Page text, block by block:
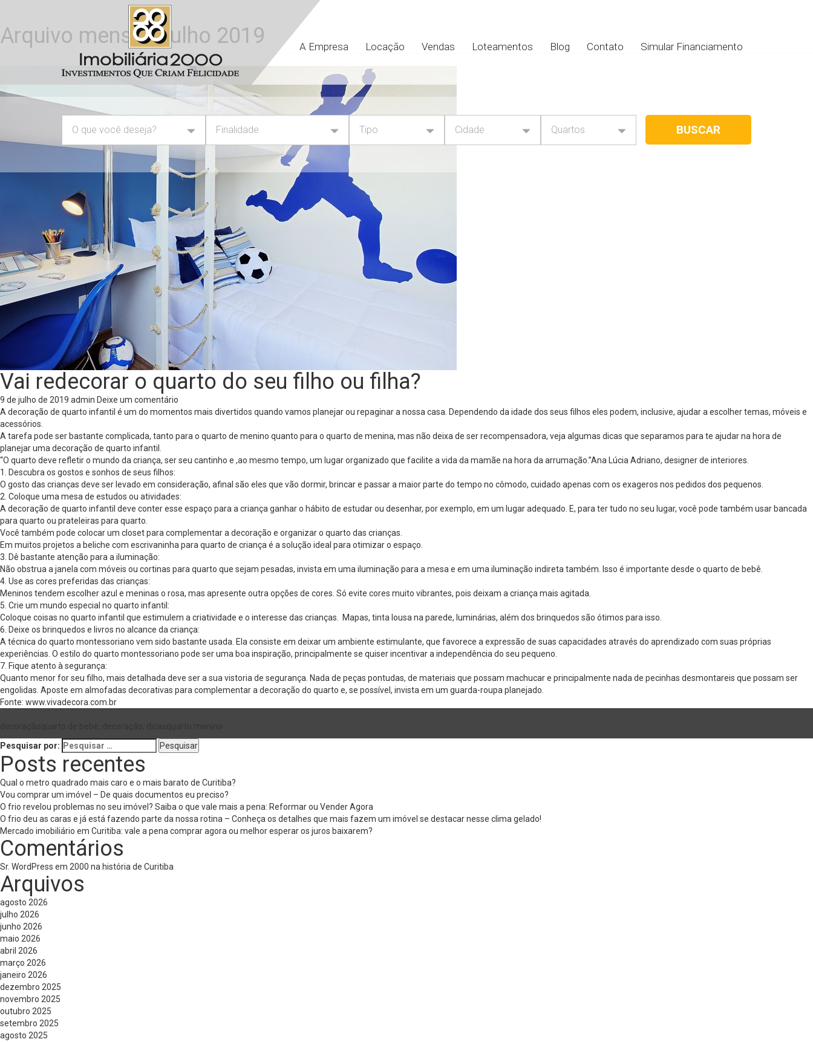
A Empresa Locação Vendas Loteamentos Blog Contato Simular Financiamento
O que você deseja? Finalidade Tipo Cidade Quartos
Arquivo mensais:julho 2019
Vai redecorar o quarto do seu filho ou filha?
9 de julho de 2019 admin Deixe um comentário
A decoração de quarto infantil é um do momentos mais divertidos quando vamos planejar ou repaginar a nossa casa. Dependendo da idade dos seus filhos eles podem, inclusive, ajudar a escolher temas, móveis e
acessórios.
A tarefa pode ser bastante complicada, tanto para o quarto de menino quanto para o quarto de menina, mas não deixa de ser recompensadora, veja algumas dicas que separamos para te ajudar na hora de
planejar uma decoração de quarto infantil.
“O quarto deve refletir o mundo da criança, ser seu cantinho e ,ao mesmo tempo, um lugar organizado que facilite a vida da mamãe na hora da arrumação.”Ana Lúcia Adriano, designer de interiores.
1. Descubra os gostos e sonhos de seus filhos:
O gosto das crianças deve ser levado em consideração, afinal são eles que vão dormir, brincar e passar a maior parte do tempo no cômodo, cuidado apenas com os exageros nos pedidos dos pequenos.
2. Coloque uma mesa de estudos ou atividades:
A decoração de quarto infantil deve conter esse espaço para a criança ganhar o hábito de estudar ou desenhar, por exemplo, em um lugar adequado. E, para ter tudo no seu lugar, você pode também usar bancada
para quarto ou prateleiras para quarto.
Você também pode colocar um closet para complementar a decoração e organizar o quarto das crianças.
Em muitos projetos a beliche com escrivaninha para quarto de criança é a solução ideal para otimizar o espaço.
3. Dê bastante atenção para a iluminação:
Não obstrua a janela com móveis ou cortinas para quarto que sejam pesadas, invista em uma iluminação para a mesa e em uma iluminação indireta também. Isso é importante desde o quarto de bebê.
4. Use as cores preferidas das crianças:
Meninos tendem escolher azul e meninas o rosa, mas apresente outra opções de cores. Só evite cores muito vibrantes, pois deixam a criança mais agitada.
5. Crie um mundo especial no quarto infantil:
Coloque coisas no quarto infantil que estimulem a criatividade e o interesse das crianças. Mapas, tinta lousa na parede, luminárias, além dos brinquedos são ótimos para isso.
6. Deixe os brinquedos e livros no alcance da criança:
A técnica do quarto montessoriano vem sido bastante usada. Ela consiste em deixar um ambiente estimulante, que favorece a expressão de suas capacidades através do aprendizado com suas próprias
experiências. O estilo do quarto montessoriano pode ser uma boa inspiração, principalmente se quiser incentivar a independência do seu pequeno.
7. Fique atento à segurança:
Quanto menor for seu filho, mais detalhada deve ser a sua vistoria de segurança. Nada de peças pontudas, de materiais que possam machucar e principalmente nada de pecinhas desmontareis que possam ser
engolidas. Aposte em almofadas decorativas para complementar a decoração do quarto e, se possível, invista em um guarda-roupa planejado.
Fonte: www.vivadecora.com.br
Pesquisar por:
Posts recentes
Qual o metro quadrado mais caro e o mais barato de Curitiba?
Vou comprar um imóvel – De quais documentos eu preciso?
O frio revelou problemas no seu imóvel? Saiba o que vale mais a pena: Reformar ou Vender Agora
O frio deu as caras e já está fazendo parte da nossa rotina – Conheça os detalhes que mais fazem um imóvel se destacar nesse clima gelado!
Mercado imobiliário em Curitiba: vale a pena comprar agora ou melhor esperar os juros baixarem?
Comentários
Sr. WordPress em 2000 na história de Curitiba
Arquivos
agosto 2026
julho 2026
junho 2026
maio 2026
abril 2026
março 2026
janeiro 2026
dezembro 2025
novembro 2025
outubro 2025
setembro 2025
agosto 2025